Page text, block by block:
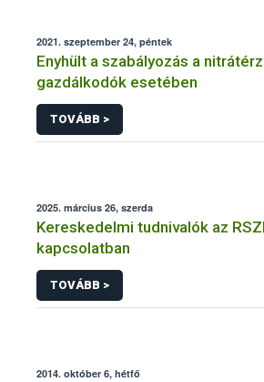
2021. szeptember 24, péntek
Enyhült a szabályozás a
gazdálkodók esetében
TOVÁBB >
2025. március 26, szerda
Kereskedelmi tudnivalók az
kapcsolatban
TOVÁBB >
2014. október 6, hétfő